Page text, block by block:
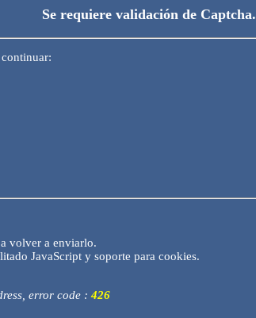
Se requiere validación de Captcha.
volver a enviarlo.
JavaScript y soporte para cookies.
error code : 426